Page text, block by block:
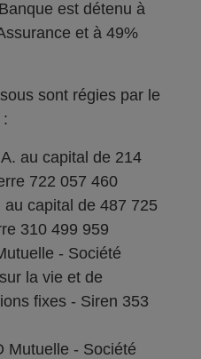
est détenu à
et à 49%
sont régies par le
au capital de 214
722 057 460
capital de 487 725
310 499 959
- Société
la vie et de
fixes - Siren 353
Mutuelle - Société